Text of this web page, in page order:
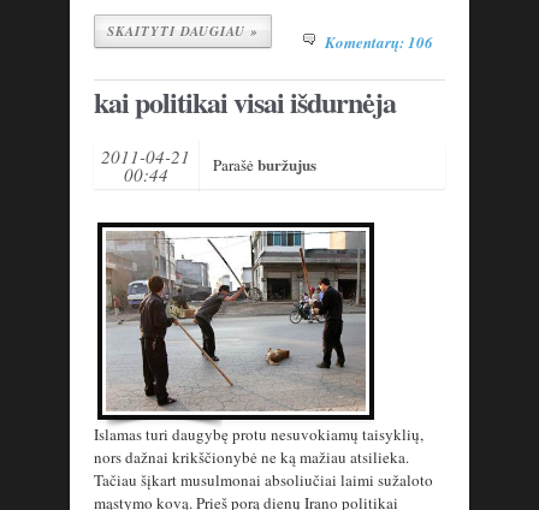
SKAITYTI DAUGIAU » Komentarų: 106
kai politikai visai išdurnėja
2011-04-21
00:44 Parašėburžujus
Islamas turi daugybę protu nesuvokiamų taisyklių,
nors dažnai krikščionybė ne ką mažiau atsilieka.
Tačiau šįkart musulmonai absoliučiai laimi sužaloto
mąstymo kovą. Prieš porą dienų Irano politikai